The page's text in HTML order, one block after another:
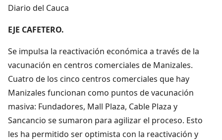
Diario del Cauca
EJE CAFETERO.
Se impulsa la reactivación económica a través de la
vacunación en centros comerciales de Manizales.
Cuatro de los cinco centros comerciales que hay
Manizales funcionan como puntos de vacunación
masiva: Fundadores, Mall Plaza, Cable Plaza y
Sancancio se sumaron para agilizar el proceso. Esto
les ha permitido ser optimista con la reactivación y